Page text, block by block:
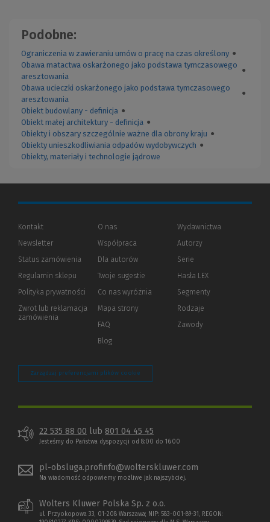
Podobne:
Ograniczenia w zawieraniu umów o pracę na czas określony ●
Obawa matactwa oskarżonego jako podstawa tymczasowego
aresztowania
●
Obawa ucieczki oskarżonego jako podstawa tymczasowego
aresztowania
●
Obiekt budowlany - definicja ●
Obiekt małej architektury - definicja ●
Obiekty i obszary szczególnie ważne dla obrony kraju ●
Obiekty unieszkodliwiania odpadów wydobywczych ●
Obiekty, materiały i technologie jądrowe
Kontakt
Newsletter
Status zamówienia
Regulamin sklepu
Polityka prywatności (Nowe
(Link
innej
Zwrot lub reklamacja
zamówienia
O nas
Współpraca
Dla autorów(Nowe
(Link
innej
Twoje sugestie
Co nas wyróżnia
Mapa strony
FAQ
Blog
Wydawnictwa
Autorzy
Serie
Hasła LEX
Segmenty
Rodzaje
Zawody
Zarządzaj preferencjami plików cookie
22 535 88 00 lub 801 04 45 45
Jesteśmy do Państwa dyspozycji od 8:00 do 16:00
pl-obsluga.profinfo@wolterskluwer.com
Na wiadomość odpowiemy możliwe jak najszybciej.
Wolters Kluwer Polska Sp. z o.o.
ul. Przyokopowa 33, 01-208 Warszawa; NIP: 583-001-89-31, REGON: